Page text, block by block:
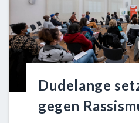
Dudelange
gegen